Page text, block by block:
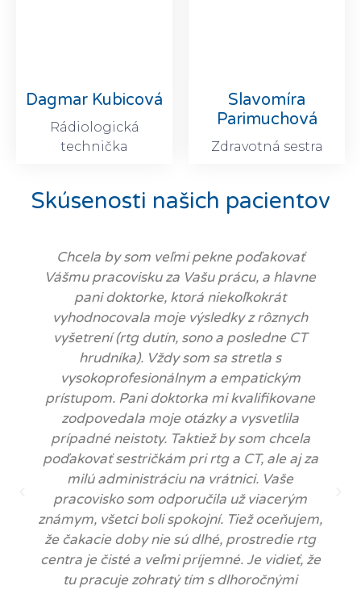
Dagmar Kubicová
Rádiologická
technička
Slavomíra
Parimuchová​
Zdravotná sestra
Skúsenosti našich pacientov
Chcela by som veľmi pekne poďakovať
Vášmu pracovisku za Vašu prácu, a hlavne
pani doktorke, ktorá niekoľkokrát
vyhodnocovala moje výsledky z rôznych
vyšetrení (rtg dutín, sono a posledne CT
hrudníka). Vždy som sa stretla s
vysokoprofesionálnym a empatickým
prístupom. Pani doktorka mi kvalifikovane
zodpovedala moje otázky a vysvetlila
prípadné neistoty. Taktiež by som chcela
poďakovať sestričkám pri rtg a CT, ale aj za
milú administráciu na vrátnici. Vaše
pracovisko som odporučila už viacerým
známym, všetci boli spokojní. Tiež oceňujem,
že čakacie doby nie sú dlhé, prostredie rtg
centra je čisté a veľmi príjemné. Je vidieť, že
tu pracuje zohratý tím s dlhoročnými